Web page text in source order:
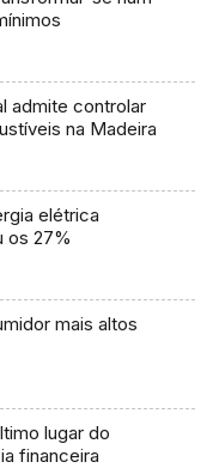
admite controlar
na Madeira
elétrica
os 27%
mais altos
lugar do
financeira